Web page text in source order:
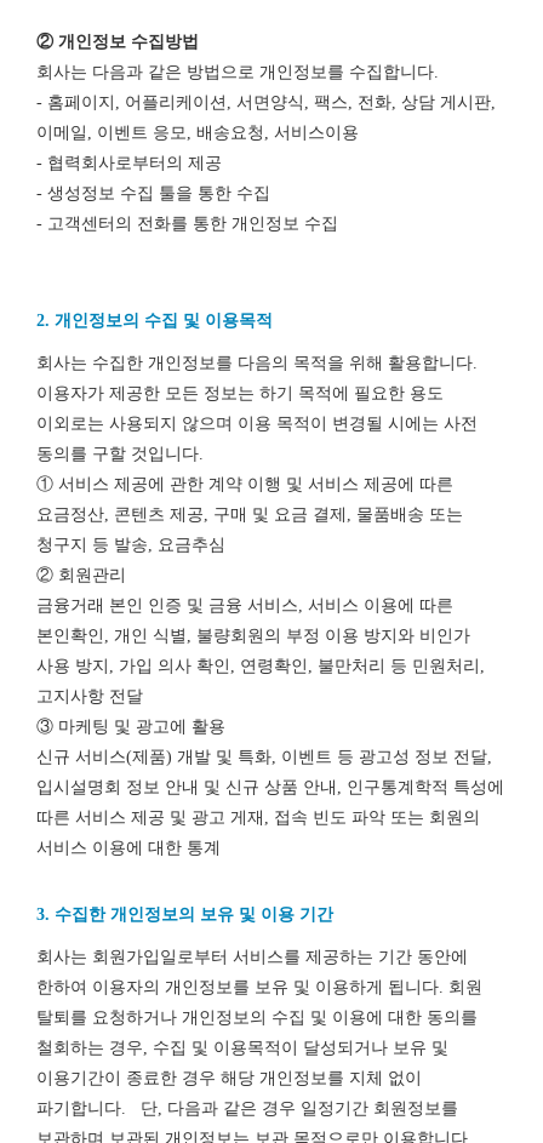
② 개인정보 수집방법
회사는 다음과 같은 방법으로 개인정보를 수집합니다.
- 홈페이지, 어플리케이션, 서면양식, 팩스, 전화, 상담 게시판,
이메일, 이벤트 응모, 배송요청, 서비스이용
- 협력회사로부터의 제공
- 생성정보 수집 툴을 통한 수집
- 고객센터의 전화를 통한 개인정보 수집
2. 개인정보의 수집 및 이용목적
회사는 수집한 개인정보를 다음의 목적을 위해 활용합니다.
이용자가 제공한 모든 정보는 하기 목적에 필요한 용도
이외로는 사용되지 않으며 이용 목적이 변경될 시에는 사전
동의를 구할 것입니다.
① 서비스 제공에 관한 계약 이행 및 서비스 제공에 따른
요금정산, 콘텐츠 제공, 구매 및 요금 결제, 물품배송 또는
청구지 등 발송, 요금추심
② 회원관리
금융거래 본인 인증 및 금융 서비스, 서비스 이용에 따른
본인확인, 개인 식별, 불량회원의 부정 이용 방지와 비인가
사용 방지, 가입 의사 확인, 연령확인, 불만처리 등 민원처리,
고지사항 전달
③ 마케팅 및 광고에 활용
신규 서비스(제품) 개발 및 특화, 이벤트 등 광고성 정보 전달,
입시설명회 정보 안내 및 신규 상품 안내, 인구통계학적 특성에
따른 서비스 제공 및 광고 게재, 접속 빈도 파악 또는 회원의
서비스 이용에 대한 통계
3. 수집한 개인정보의 보유 및 이용 기간
회사는 회원가입일로부터 서비스를 제공하는 기간 동안에
한하여 이용자의 개인정보를 보유 및 이용하게 됩니다. 회원
탈퇴를 요청하거나 개인정보의 수집 및 이용에 대한 동의를
철회하는 경우, 수집 및 이용목적이 달성되거나 보유 및
이용기간이 종료한 경우 해당 개인정보를 지체 없이
파기합니다. 단, 다음과 같은 경우 일정기간 회원정보를
보관하며 보관된 개인정보는 보관 목적으로만 이용합니다.